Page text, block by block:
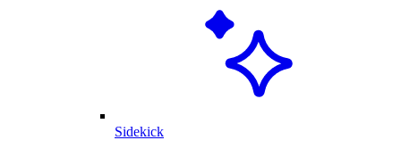
Sidekick